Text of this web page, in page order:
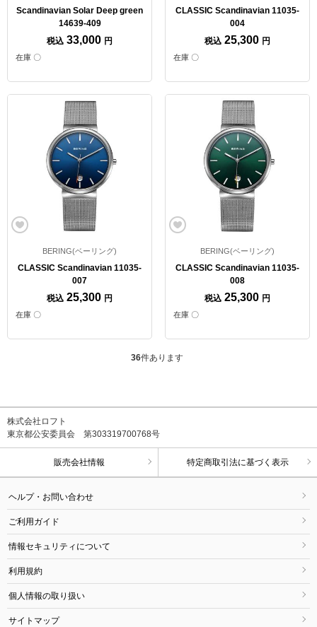
Scandinavian Solar Deep green
14639-409
税込 33,000 円
在庫 〇
CLASSIC Scandinavian 11035-
004
税込 25,300 円
在庫 〇
BERING(ベーリング)
CLASSIC Scandinavian 11035-
007
税込 25,300 円
在庫 〇
BERING(ベーリング)
CLASSIC Scandinavian 11035-
008
税込 25,300 円
在庫 〇
36件あります
株式会社ロフト
東京都公安委員会 第303319700768号
販売会社情報 特定商取引法に基づく表示
ヘルプ・お問い合わせ
ご利用ガイド
情報セキュリティについて
利用規約
個人情報の取り扱い
サイトマップ